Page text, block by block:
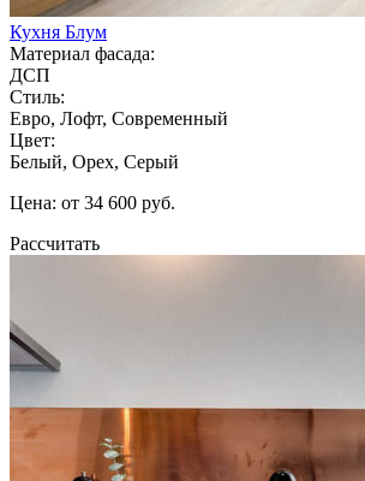
Кухня Блум
Материал фасада:
ДСП
Стиль:
Евро, Лофт, Современный
Цвет:
Белый, Орех, Серый
Цена: от 34 600 руб.
Рассчитать